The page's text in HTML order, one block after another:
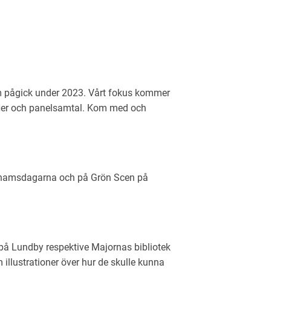
pågick under 2023. Vårt fokus kommer
och panelsamtal. Kom med och
och på Grön Scen på
Lundby respektive Majornas bibliotek
över hur de skulle kunna